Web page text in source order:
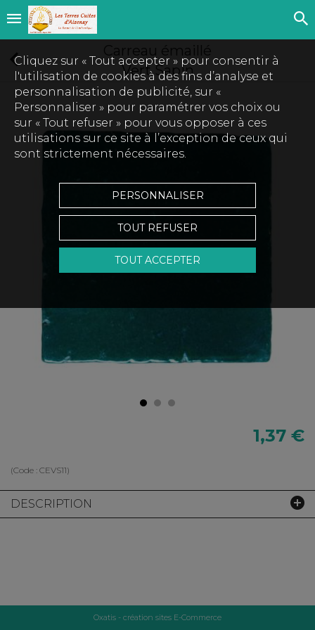
Vert Sapin
1,37 €
(Code : CEVS11)
DESCRIPTION
Cliquez sur « Tout accepter » pour consentir à
l'utilisation de cookies à des fins d’analyse et
personnalisation de publicité, sur «
Personnaliser » pour paramétrer vos choix ou
sur « Tout refuser » pour vous opposer à ces
utilisations sur ce site à l’exception de ceux qui
sont strictement nécessaires.
PERSONNALISER
TOUT REFUSER
TOUT ACCEPTER
Oxatis - création sites E-Commerce